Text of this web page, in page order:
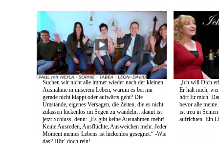
Suchen wir nicht alle immer wieder nach der kleinen
Ausnahme in unserem Leben, warum es bei mir
gerade nicht klappt oder aufwärts geht? Die
Umstände, eigenes Versagen, die Zeiten, die es nicht
zulassen lückenlos im Segen zu wandeln…damit ist
jetzt Schluss, denn: „Es gibt keine Ausnahmen mehr!
Keine Ausreden, Ausflüchte, Ausweichen mehr. Jeder
Moment meines Lebens ist lückenlos gesegnet.“ -Wie
das? Hör´ doch rein!
„Ich will Dich
Er hält mich,
hört Er mich.
bevor alle
ist treu in
aufrichten. Ein